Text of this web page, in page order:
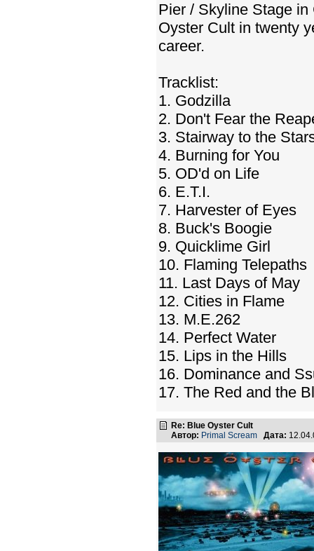
Pier / Skyline Stage
Oyster Cult in twenty
career.
Tracklist:
1. Godzilla
2. Don't Fear the
3. Stairway to the
4. Burning for You
5. OD'd on Life
6. E.T.I.
7. Harvester of Eyes
8. Buck's Boogie
9. Quicklime Girl
10. Flaming Telepaths
11. Last Days of May
12. Cities in Flame
13. M.E.262
14. Perfect Water
15. Lips in the Hills
16. Dominance and
17. The Red and the
Re: Blue Oyster Cult
Автор: Primal Scream Дата: